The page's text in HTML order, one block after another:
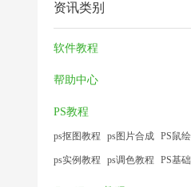
资讯类别
软件教程
帮助中心
PS教程
ps抠图教程 ps图片合成 PS鼠
ps实例教程 ps调色教程 PS基